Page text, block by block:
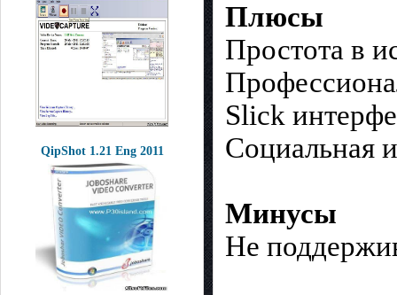
QipShot 1.21 Eng 2011
Плюсы
Простота в
Slick
Социальная
Минусы
Не